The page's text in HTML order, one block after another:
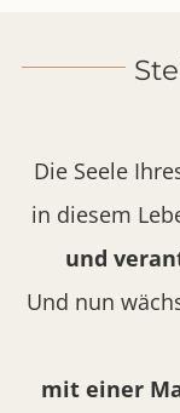
Die Seele
in diesem
und
Und nun
mit einer